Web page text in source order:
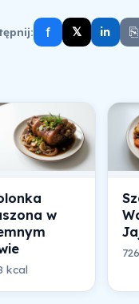
f 𝕏 in ⎘
w
kcal